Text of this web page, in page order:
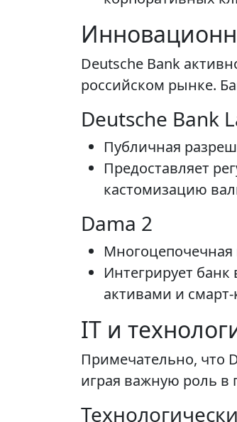
Deutsche Bank
российском рынке.
Deutsche Bank
Публичная
Предоставляет
кастомизацию
Dama 2
Многоцепочечная
Интегрирует
активами и
IT и
Примечательно, что
играя важную роль в